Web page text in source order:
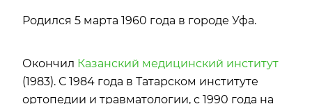
Родился 5 марта 1960 года в городе Уфа.
Окончил Казанский медицинский институт
(1983). С 1984 года в Татарском институте
ортопедии и травматологии, с 1990 года на